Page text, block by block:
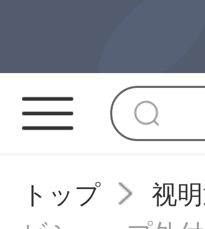
トップ
视